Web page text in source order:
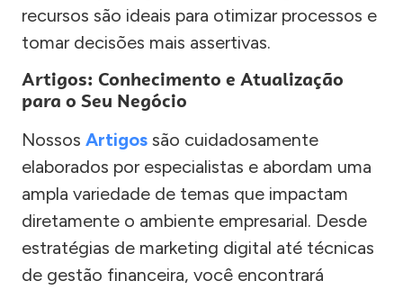
recursos são ideais para otimizar processos e
tomar decisões mais assertivas.
Artigos: Conhecimento e Atualização
para o Seu Negócio
Nossos Artigos são cuidadosamente
elaborados por especialistas e abordam uma
ampla variedade de temas que impactam
diretamente o ambiente empresarial. Desde
estratégias de marketing digital até técnicas
de gestão financeira, você encontrará